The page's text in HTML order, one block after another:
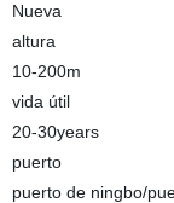
Nueva
altura
10-200m
vida útil
20-30years
puerto
puerto de ningbo/